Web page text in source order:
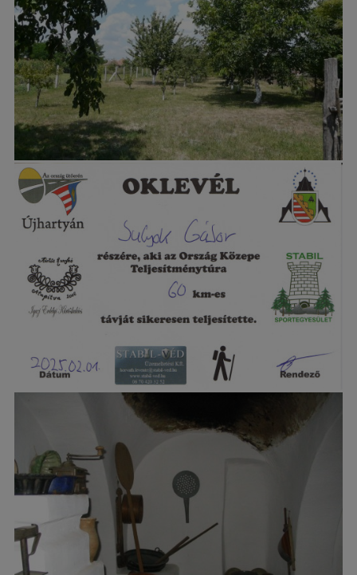
Bringatúrák (255 db kép)
Teljesítménytúrák (2701 db kép)
Vegyes (335 db kép)